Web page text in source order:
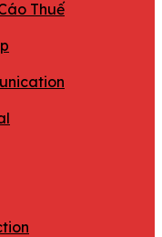
Thuế